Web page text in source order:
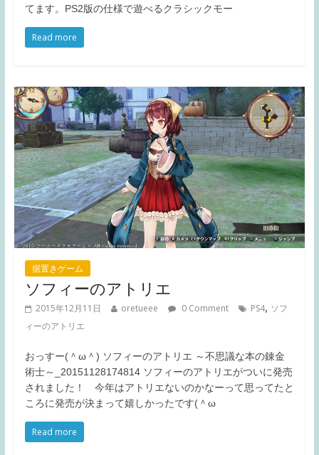
てます。PS2版の仕様で遊べるクラシックモー
Read more
据置きゲーム
ソフィーのアトリエ
2015年12月11日 oretueee 0 Comment PS4, ソフ
ィーのアトリエ
おっすー(＾ω＾) ソフィーのアトリエ ～不思議な本の錬金
術士～_20151128174814 ソフィーのアトリエがついに発売
されました！ 今年はアトリエないのかなーって思ってたと
ころに発売が決まって嬉しかったです(＾ω
Read more